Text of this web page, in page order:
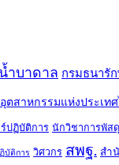
ำบาดาล กรมธนารั
ตสาหกรรมแห่งประเท
ปฏิบัติการ นักวิชาการพัสดุ
บัติการ วิศวกร สพฐ. สำ